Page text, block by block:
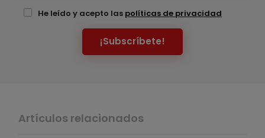
He leído y acepto las políticas de privacidad
¡Subscríbete!
Artículos relacionados